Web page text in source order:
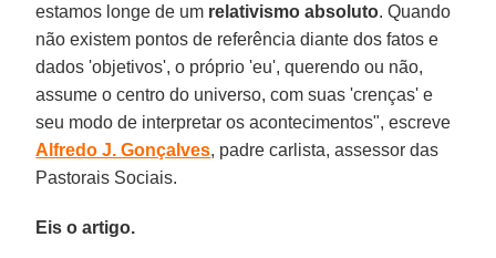
estamos longe de um relativismo absoluto. Quando
não existem pontos de referência diante dos fatos e
dados 'objetivos', o próprio 'eu', querendo ou não,
assume o centro do universo, com suas 'crenças' e
seu modo de interpretar os acontecimentos", escreve
Alfredo J. Gonçalves, padre carlista, assessor das
Pastorais Sociais.
Eis o artigo.